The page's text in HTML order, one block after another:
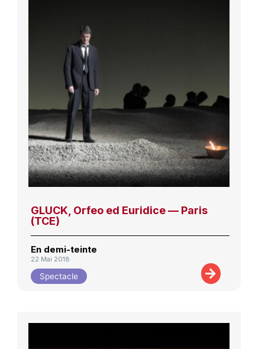
GLUCK, Orfeo ed Euridice — Paris
(TCE)
En demi-teinte
22 Mai 2018
Spectacle